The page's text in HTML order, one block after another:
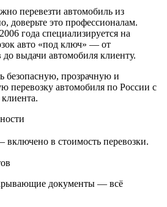
перевезти автомобиль из
доверьте это профессионалам.
года специализируется на
авто «под ключ» — от
выдачи автомобиля клиенту.
безопасную, прозрачную и
перевозку автомобиля по России с
в стоимость перевозки.
документы — всё